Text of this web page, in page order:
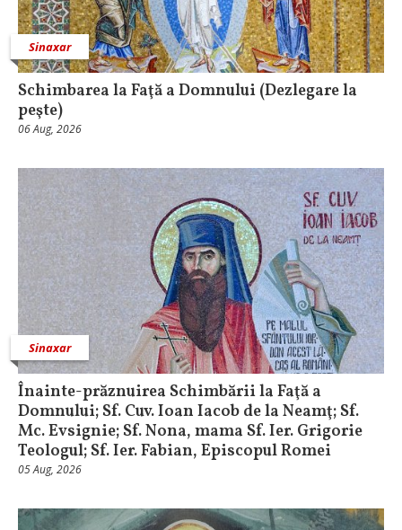
Sinaxar
Schimbarea la Faţă a Domnului (Dezlegare la
peşte)
06 Aug, 2026
Sinaxar
Înainte-prăznuirea Schimbării la Faţă a
Domnului; Sf. Cuv. Ioan Iacob de la Neamţ; Sf.
Mc. Evsignie; Sf. Nona, mama Sf. Ier. Grigorie
Teologul; Sf. Ier. Fabian, Episcopul Romei
05 Aug, 2026